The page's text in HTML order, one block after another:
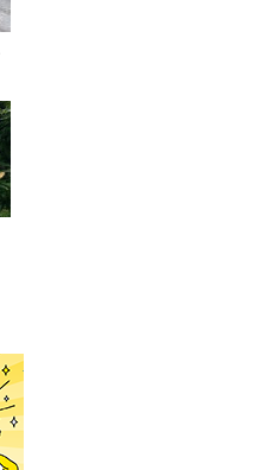
ニフティ温泉を使って手軽に